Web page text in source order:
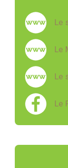
Le
Le
Le
Le